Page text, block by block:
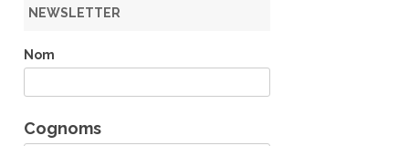
hNEWSLETTER
Nom
Cognoms